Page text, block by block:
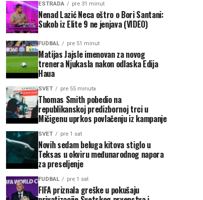
ESTRADA pre 31 minut
Nenad Lazić Neca oštro o Bori Santani:
Sukob iz Elite 9 ne jenjava (VIDEO)
FUDBAL pre 51 minut
Matijas Jajsle imenovan za novog
trenera Njukasla nakon odlaska Edija
Haua
SVET pre 55 minuta
Thomas Smith pobedio na
republikanskoj predizbornoj trci u
Mičigenu uprkos povlačenju iz kampanje
SVET pre 1 sat
Novih sedam beluga kitova stiglo u
Teksas u okviru međunarodnog napora
za preseljenje
FUDBAL pre 1 sat
FIFA priznala greške u pokušaju